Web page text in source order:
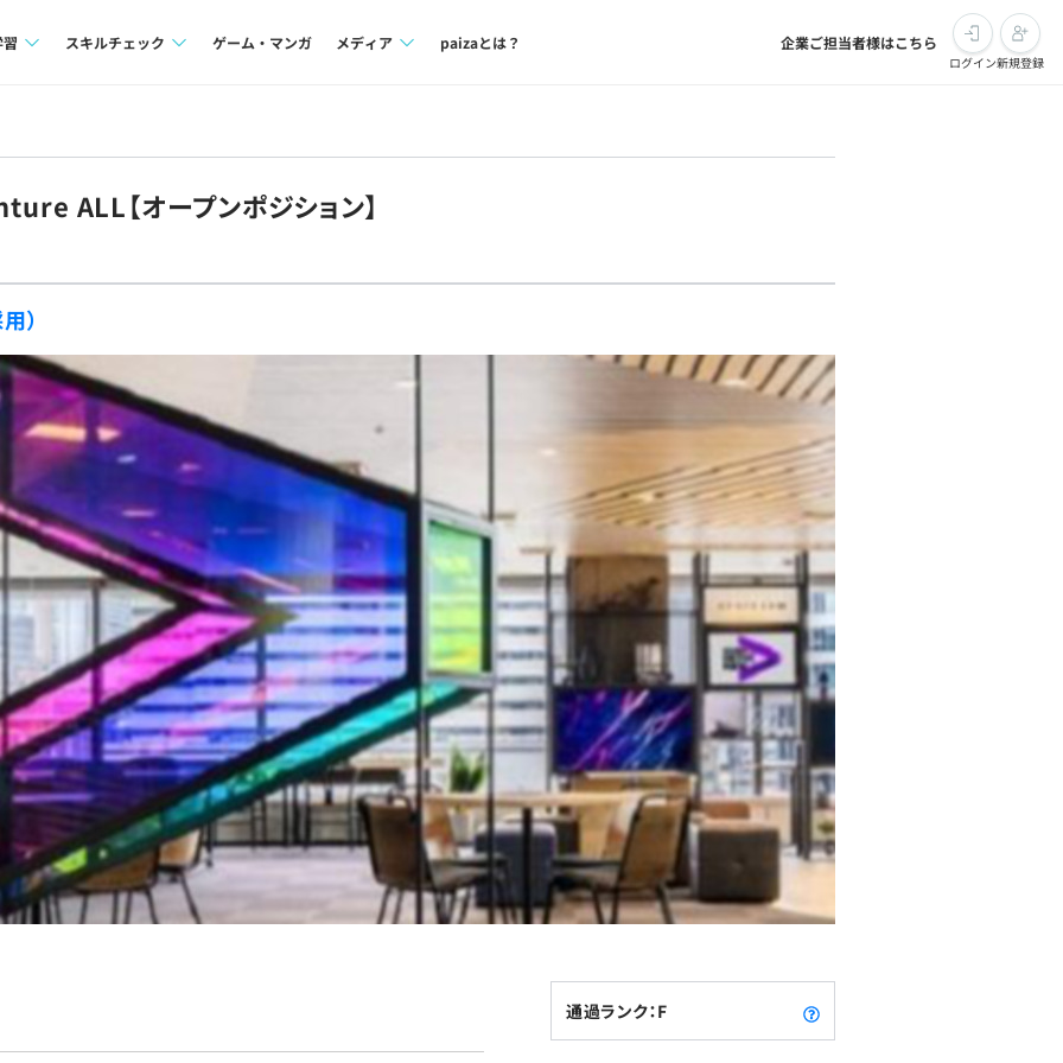
ー
4択課題
リファレンス
プラン
個人向けプラン
法人向けプラン
学校向けプラン
契約内容・クーポン
スキルチェック
評価結果一覧
ゲーム・マンガ メディア
note
paizaとは？ 企業ご担当者様はこちら
ログイン新規登録
ALL【オープンポジション】
）
通過ランク：F